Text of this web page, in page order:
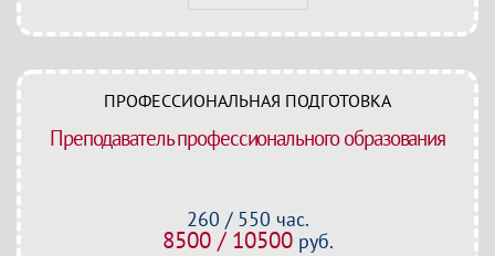
ПРОФЕССИОНАЛЬНАЯ ПОДГОТОВКА
Преподаватель профессионального образования
260 / 550 час.
8500 / 10500руб.